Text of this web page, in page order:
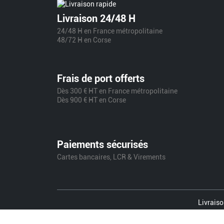
Livraison 24/48 H
24/48 H en France métropolitaine
48/72 H en Corse
Frais de port offerts
Dès 300 € HT en France métropolitaine
Dès 900 € HT en Corse
Paiements sécurisés
Cartes bancaires, LCR & Virements